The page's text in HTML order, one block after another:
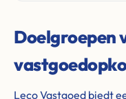
Doelgroepen
Leco Vastgoed biedt